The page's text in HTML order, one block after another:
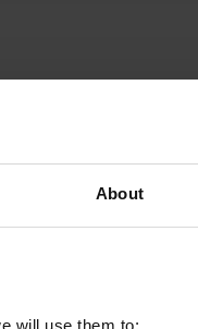
About
will use them to: